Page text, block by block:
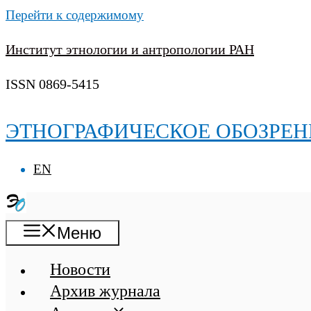
Перейти к содержимому
Институт этнологии и антропологии РАН
ISSN 0869-5415
ЭТНОГРАФИЧЕСКОЕ
EN
Меню
Новости
Архив журнала